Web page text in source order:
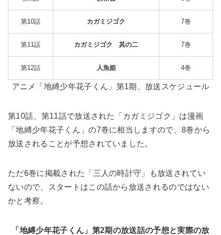
第10話 カガミジゴク 7巻
第11話 カガミジゴク 其の二 7巻
第12話 人魚姫 4巻
アニメ「地縛少年花子くん」第1期、放送スケジュール
第10話、第11話で放送された「カガミジゴク」は漫画
「地縛少年花子くん」の7巻に相当しますので、8巻から
放送されることが予想されていました。
ただ6巻に掲載された「三人の時計守」も放送されてい
ないので、スタートはこの話から放送されるのではない
かと考察。
「地縛少年花子くん」第2期の放送話の予想と実際の放